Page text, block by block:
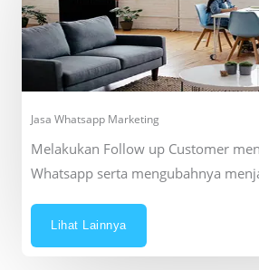
Jasa Whatsapp Marketing
Melakukan Follow up Customer
Whatsapp serta mengubahnya
Lihat Lainnya